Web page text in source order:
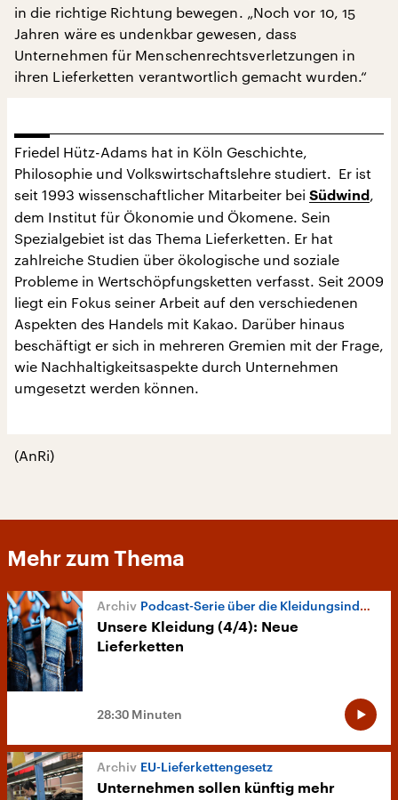
in die richtige Richtung bewegen. „Noch vor 10, 15
Jahren wäre es undenkbar gewesen, dass
Unternehmen für Menschenrechtsverletzungen in
ihren Lieferketten verantwortlich gemacht wurden.“
Friedel Hütz-Adams hat in Köln Geschichte,
Philosophie und Volkswirtschaftslehre studiert. Er ist
seit 1993 wissenschaftlicher Mitarbeiter bei Südwind ,
dem Institut für Ökonomie und Ökomene. Sein
Spezialgebiet ist das Thema Lieferketten. Er hat
zahlreiche Studien über ökologische und soziale
Probleme in Wertschöpfungsketten verfasst. Seit 2009
liegt ein Fokus seiner Arbeit auf den verschiedenen
Aspekten des Handels mit Kakao. Darüber hinaus
beschäftigt er sich in mehreren Gremien mit der Frage,
wie Nachhaltigkeitsaspekte durch Unternehmen
umgesetzt werden können.
(AnRi)
Mehr zum Thema
Podcast-Serie über die Kleidungsindustrie
Unsere Kleidung (4/4): Neue
Lieferketten
28:30 Minuten
EU-Lieferkettengesetz
Unternehmen sollen künftig mehr